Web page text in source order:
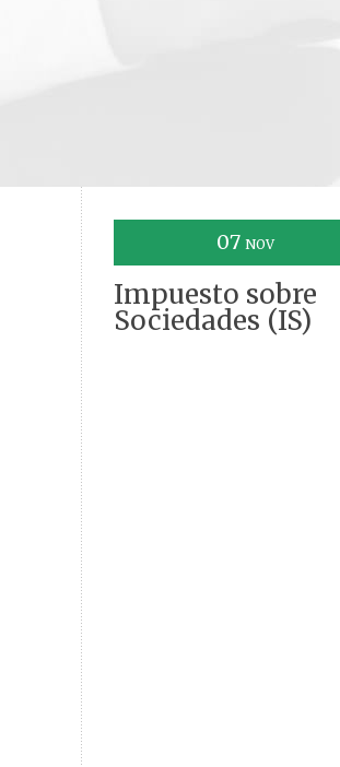
07 NOV
Impuesto sobre
Sociedades (IS)